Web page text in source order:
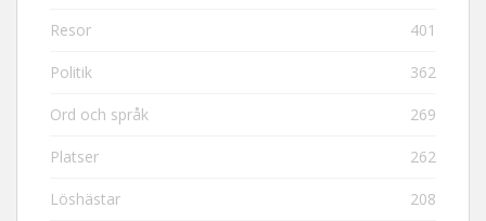
Resor 401
Politik 362
Ord och språk 269
Platser 262
Löshästar 208